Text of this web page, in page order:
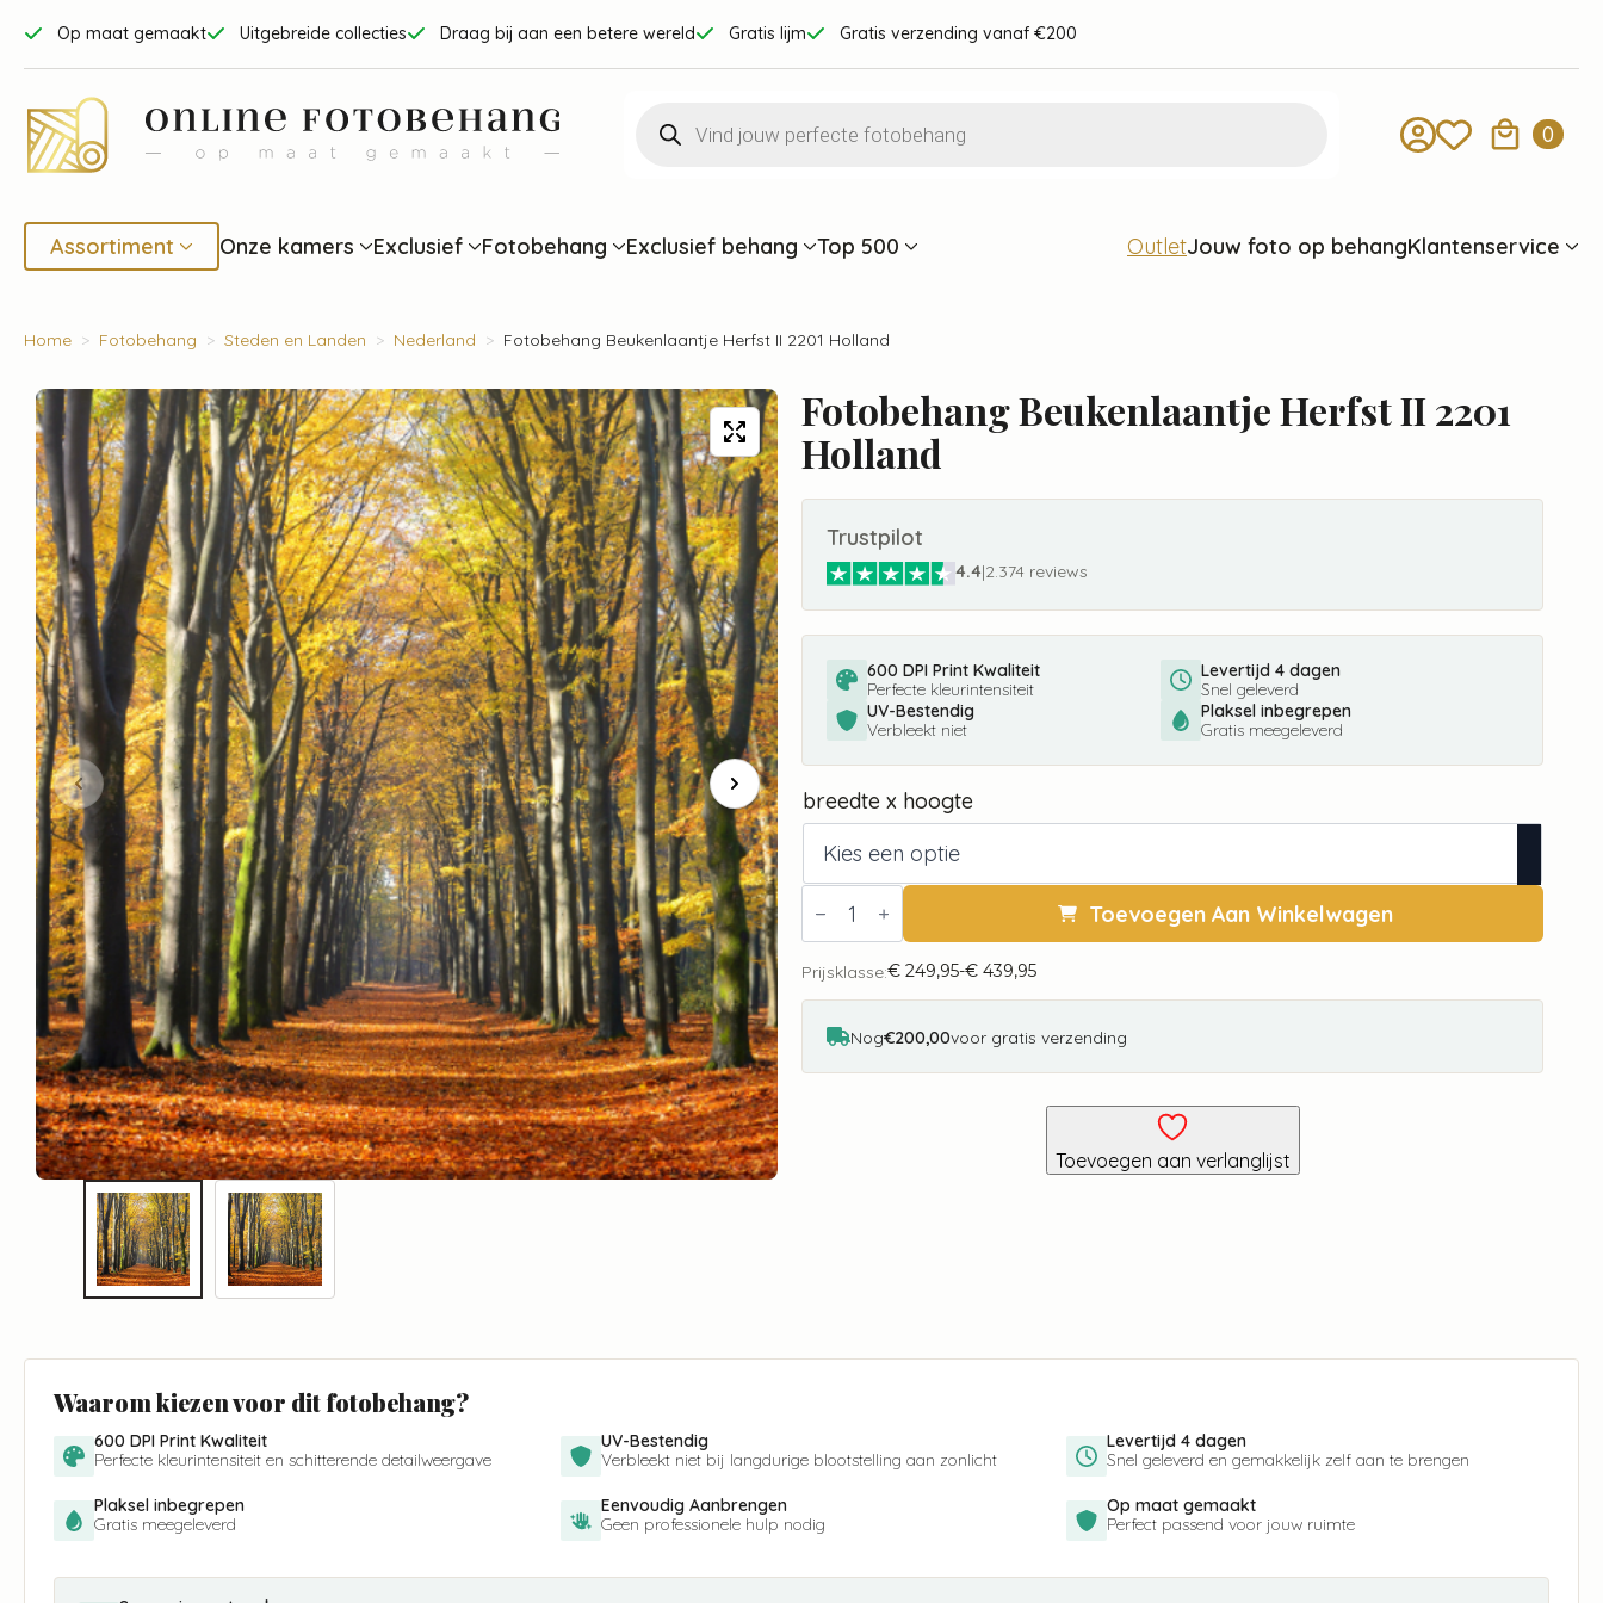
Op maat gemaakt Uitgebreide collecties Draag bij aan een betere wereld Gratis lijm Gratis verzending vanaf €200
zoeken
0
Assortiment Onze kamers Exclusief Fotobehang Exclusief behang Top 500 OutletJouw foto op behangKlantenservice
Home Fotobehang Steden en Landen Nederland Fotobehang Beukenlaantje Herfst II 2201 Holland
Fotobehang Beukenlaantje Herfst II 2201
Holland
Trustpilot
4.4|2.374 reviews
600 DPI Print Kwaliteit
Perfecte kleurintensiteit
UV-Bestendig
Verbleekt niet
Levertijd 4 dagen
Snel geleverd
Plaksel inbegrepen
Gratis meegeleverd
breedte x hoogte
Fotobehang
Beukenlaantje
Herfst
2201
Holland
Toevoegen Aan Winkelwagen
Prijsklasse:€ 249,95-€ 439,95
Prijsklasse:
€ 249,95
€ 439,95
Nog€200,00voor gratis verzending
Toevoegen aan verlanglijst
Waarom kiezen voor dit fotobehang?
600 DPI Print Kwaliteit
Perfecte kleurintensiteit en schitterende detailweergave
UV-Bestendig
Verbleekt niet bij langdurige blootstelling aan zonlicht
Levertijd 4 dagen
Snel geleverd en gemakkelijk zelf aan te brengen
Plaksel inbegrepen
Gratis meegeleverd
Eenvoudig Aanbrengen
Geen professionele hulp nodig
Op maat gemaakt
Perfect passend voor jouw ruimte